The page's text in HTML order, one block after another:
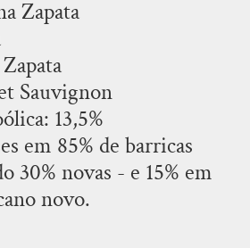
Zapata
Sauvignon
13,5%
em 85% de barricas
30% novas - e 15% em
novo.